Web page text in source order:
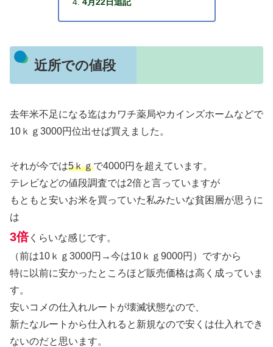
4月22日追記
近所での値段
去年米不足になる迄はカワチ薬局やカインズホームなどで
10ｋｇ3000円位出せば買えました。
それが今では5ｋｇで4000円を超えています。
テレビなどの値段調査では2倍と言っていますが
もともと安いお米を買っていた私みたいな貧困層が思うに
は
3倍くらいな感じです。
（前は10ｋｇ3000円→今は10ｋｇ9000円）ですから
特に以前に安かったところほど販売価格は高く成っていま
す。
安いコメの仕入れルートが壊滅状態なので、
新たなルートから仕入れると新規なので安くは仕入れでき
ないのだと思います。